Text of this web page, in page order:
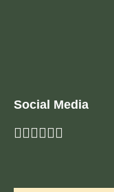
Social Media